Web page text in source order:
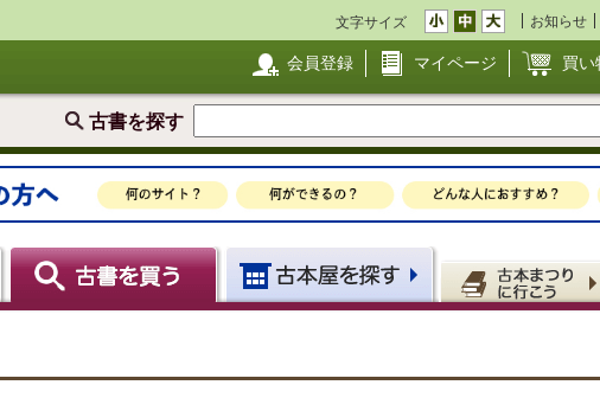
文字サイズ お知らせ
会員登録 マイページ 買い
古書を探す